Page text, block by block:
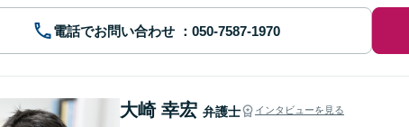
電話でお問い合わせ
大崎 幸宏 弁護士 インタビューを見る